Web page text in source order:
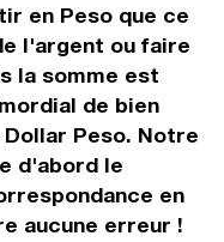
en Peso que ce
l'argent ou faire
la somme est
de bien
Peso. Notre
d'abord le
en
aucune erreur !